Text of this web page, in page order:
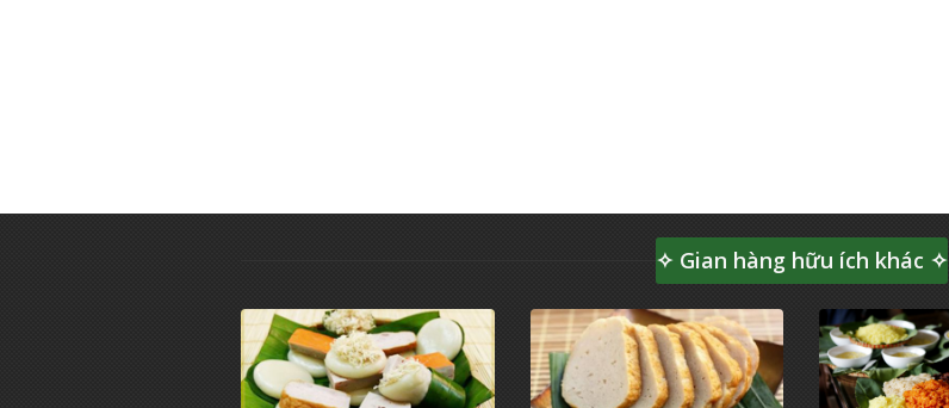
✧ Gian hàng hữu ích khác ✧